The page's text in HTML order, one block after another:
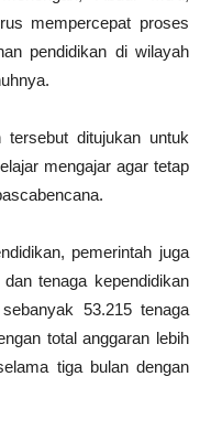
mempercepat proses
pendidikan di wilayah
tersebut ditujukan untuk
mengajar agar tetap
pemerintah juga
tenaga kependidikan
53.215 tenaga
total anggaran lebih
tiga bulan dengan